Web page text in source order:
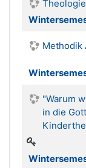
Methodik
"Warum
in die